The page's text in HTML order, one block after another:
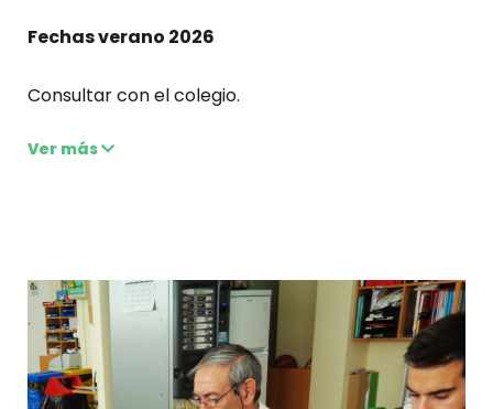
Fechas verano 2026
Consultar con el colegio.
Ver más